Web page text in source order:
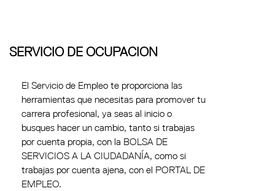
SERVICIO DE OCUPACIÓN
El Servicio de Empleo te proporciona las
herramientas que necesitas para promover tu
carrera profesional, ya seas al inicio o
busques hacer un cambio, tanto si trabajas
por cuenta propia, con la BOLSA DE
SERVICIOS A LA CIUDADANÍA, como si
trabajas por cuenta ajena, con el PORTAL DE
EMPLEO.